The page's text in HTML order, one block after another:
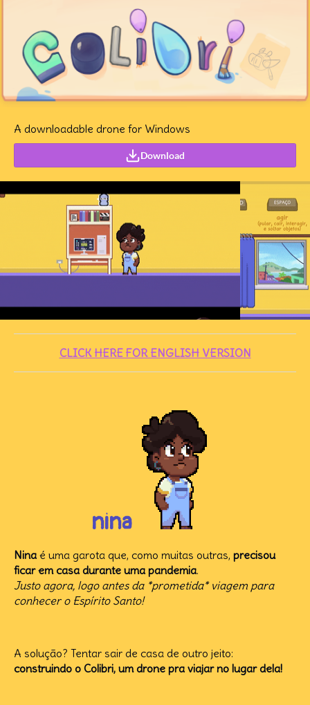
A downloadable drone for Windows
Download
CLICK HERE FOR ENGLISH VERSION
nina
Nina é uma garota que, como muitas outras, precisou
ficar em casa durante uma pandemia.
Justo agora, logo antes da *prometida* viagem para
conhecer o Espírito Santo!
A solução? Tentar sair de casa de outro jeito:
construindo o Colibri, um drone pra viajar no lugar dela!